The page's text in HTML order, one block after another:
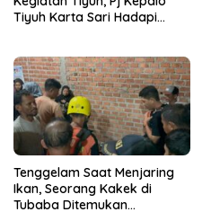
Tiyuh Karta Sari Hadapi
Tenggelam Saat Menjaring
Ikan, Seorang Kakek di
Tubaba Ditemukan